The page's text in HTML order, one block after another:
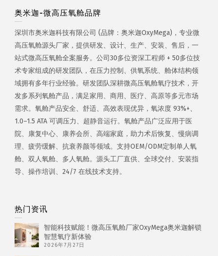
奥米迦-微高压氧舱品牌
深圳市奥米迦科技有限公司 (品牌：奥米迦OxyMega)，专业微
高压氧舱源头厂家，提供研发、设计、生产、安装、售后，一
站式微高压氧舱全案服务。公司30多位资深工程师 + 50多位技
术专家组成的研发团队，在压力控制、供氧系统、舱体结构领
域拥有多年行业经验。研发团队深耕微高压氧舱氧疗技术，开
发多系列氧舱产品，满足家用、商用、医疗、高原等多元市场
需求。氧舱产品安全、舒适、高效表现优异，氧浓度 93%+、
1.0–1.5 ATA 可调压力、超静音运行。氧舱产品广泛应用于医
院、康复中心、康养会所、高端家庭，助力术后恢复、慢病调
理、疲劳缓解、抗衰养颜等领域。支持OEM/ODM定制单人氧
舱、双人氧舱、多人氧舱。源头工厂直供、全球交付、安装指
导、操作培训、24/7 在线技术支持。
热门资讯
智能科技赋能！微高压氧舱厂家OxyMega奥米迦解锁
智慧氧疗新体验
2026年7月27日